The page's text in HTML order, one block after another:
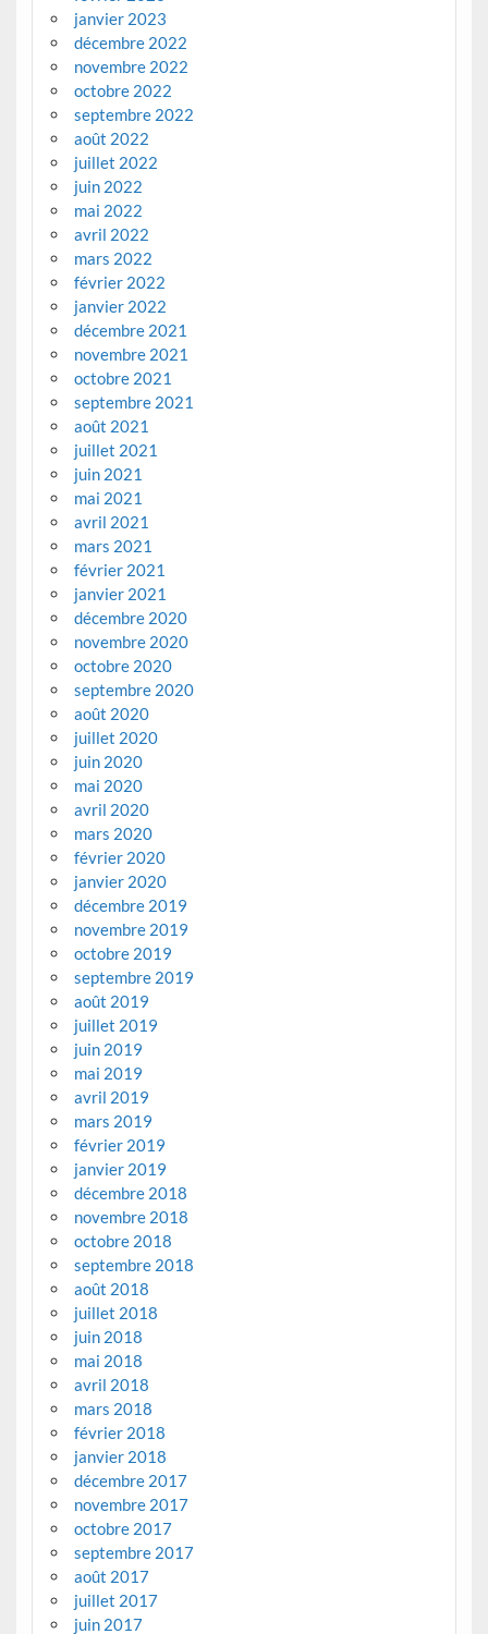
janvier 2023
décembre 2022
novembre 2022
octobre 2022
septembre 2022
août 2022
juillet 2022
juin 2022
mai 2022
avril 2022
mars 2022
février 2022
janvier 2022
décembre 2021
novembre 2021
octobre 2021
septembre 2021
août 2021
juillet 2021
juin 2021
mai 2021
avril 2021
mars 2021
février 2021
janvier 2021
décembre 2020
novembre 2020
octobre 2020
septembre 2020
août 2020
juillet 2020
juin 2020
mai 2020
avril 2020
mars 2020
février 2020
janvier 2020
décembre 2019
novembre 2019
octobre 2019
septembre 2019
août 2019
juillet 2019
juin 2019
mai 2019
avril 2019
mars 2019
février 2019
janvier 2019
décembre 2018
novembre 2018
octobre 2018
septembre 2018
août 2018
juillet 2018
juin 2018
mai 2018
avril 2018
mars 2018
février 2018
janvier 2018
décembre 2017
novembre 2017
octobre 2017
septembre 2017
août 2017
juillet 2017
juin 2017